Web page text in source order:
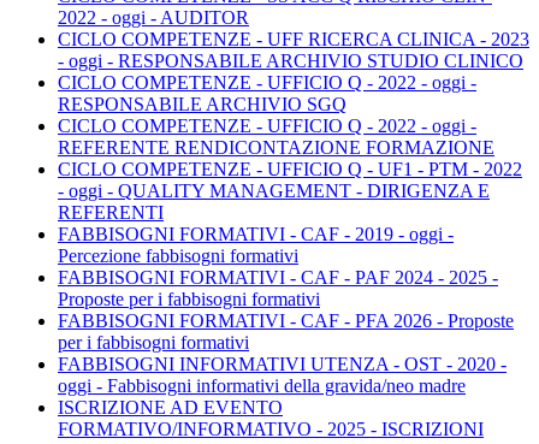
2022 - oggi - AUDITOR
CICLO COMPETENZE - UFF RICERCA CLINICA - 2023
- oggi - RESPONSABILE ARCHIVIO STUDIO CLINICO
CICLO COMPETENZE - UFFICIO Q - 2022 - oggi -
RESPONSABILE ARCHIVIO SGQ
CICLO COMPETENZE - UFFICIO Q - 2022 - oggi -
REFERENTE RENDICONTAZIONE FORMAZIONE
CICLO COMPETENZE - UFFICIO Q - UF1 - PTM - 2022
- oggi - QUALITY MANAGEMENT - DIRIGENZA E
REFERENTI
FABBISOGNI FORMATIVI - CAF - 2019 - oggi -
Percezione fabbisogni formativi
FABBISOGNI FORMATIVI - CAF - PAF 2024 - 2025 -
Proposte per i fabbisogni formativi
FABBISOGNI FORMATIVI - CAF - PFA 2026 - Proposte
per i fabbisogni formativi
FABBISOGNI INFORMATIVI UTENZA - OST - 2020 -
oggi - Fabbisogni informativi della gravida/neo madre
ISCRIZIONE AD EVENTO
FORMATIVO/INFORMATIVO - 2025 - ISCRIZIONI